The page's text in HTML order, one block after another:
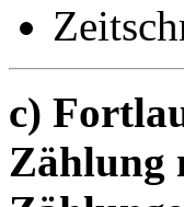
c)
Zählung